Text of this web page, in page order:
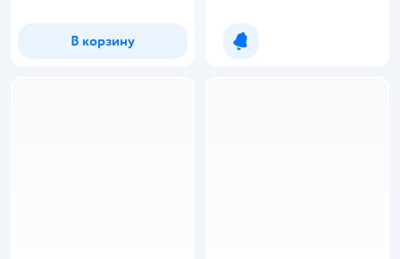
В корзину Уведомить о появлении